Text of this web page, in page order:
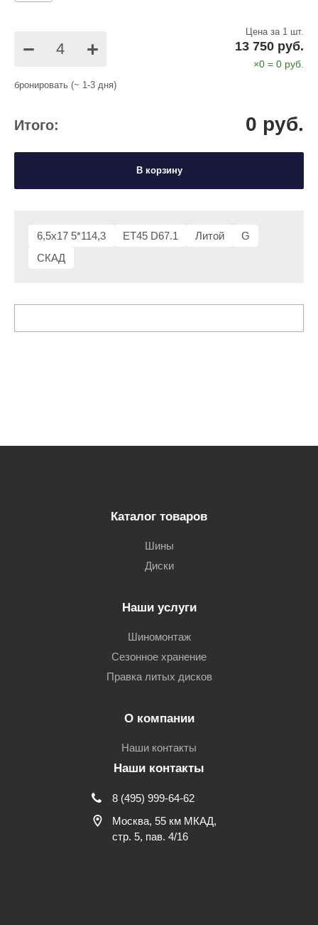
6,5x17 5*114,3 ET45 D67.1 Литой
G
СКАД
− +
Цена за 1 шт.
13 750 руб.
×0 = 0 руб.
бронировать (~ 1-3 дня)
Итого: 0 руб.
В корзину
Каталог товаров
Шины
Диски
Наши услуги
Шиномонтаж
Сезонное хранение
Правка литых дисков
О компании
Наши контакты
Наши контакты
8 (495) 999-64-62
Москва, 55 км МКАД,
стр. 5, пав. 4/16